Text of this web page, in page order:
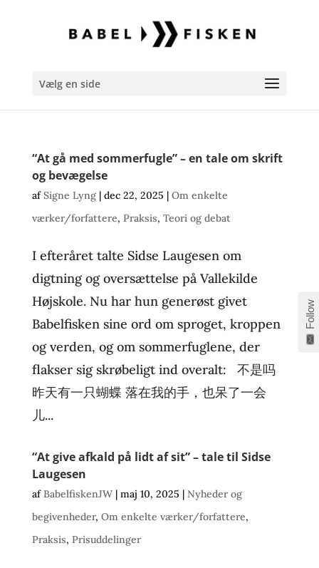
Vælg en side
“At gå med sommerfugle” – en tale om skrift
og bevægelse
afSigne Lyng| dec 22, 2025 | Om enkelte
værker/forfattere, Praksis, Teori og debat
I efteråret talte Sidse Laugesen om
digtning og oversættelse på Vallekilde
Højskole. Nu har hun generøst givet
Babelfisken sine ord om sproget, kroppen
og verden, og om sommerfuglene, der
flakser sig skrøbeligt ind overalt: 不是吗
昨天有一只蝴蝶 落在我的手，也呆了一会
儿...
“At give afkald på lidt af sit” – tale til Sidse
Laugesen
afBabelfiskenJW| maj 10, 2025 | Nyheder og
begivenheder, Om enkelte værker/forfattere,
Praksis, Prisuddelinger
Follow